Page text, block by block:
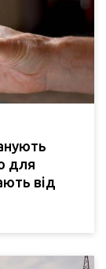
для
від